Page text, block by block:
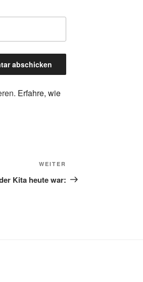
Erfahre, wie
Beitrag
WEITER
Kita heute war: